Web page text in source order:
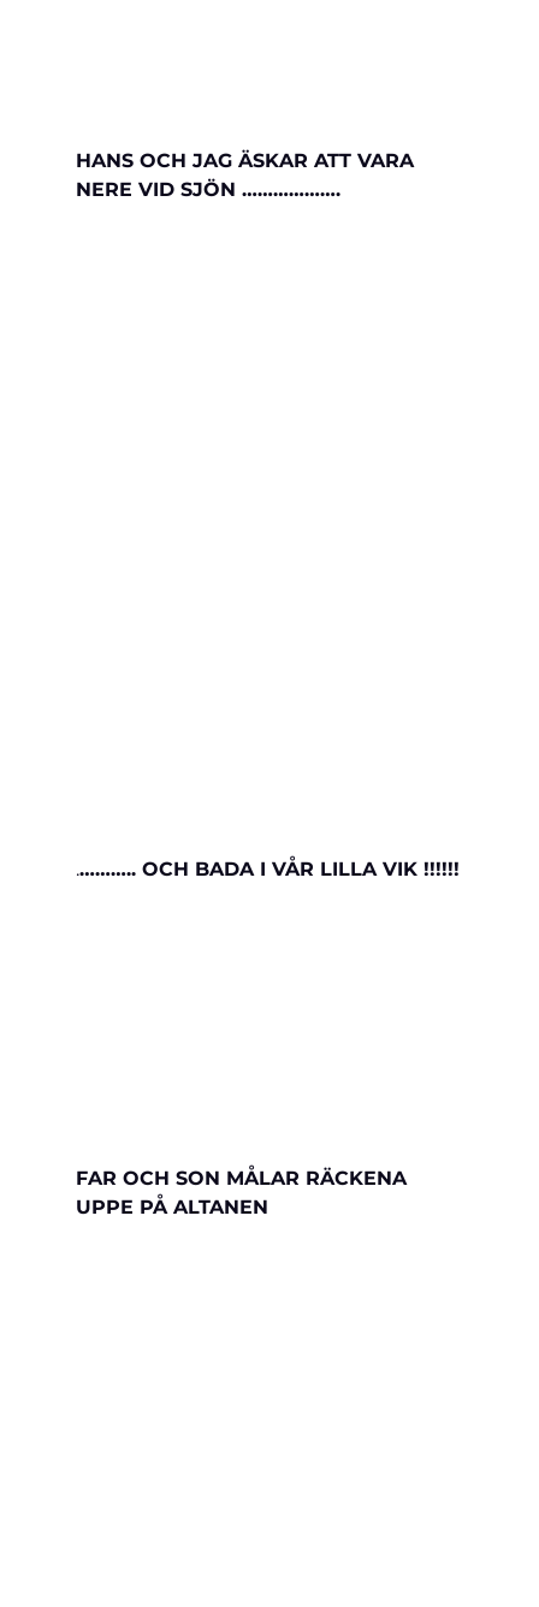
HANS OCH JAG ÄSKAR ATT VARA
NERE VID SJÖN ……………….
.……….. OCH BADA I VÅR LILLA VIK !!!!!!
FAR OCH SON MÅLAR RÄCKENA
UPPE PÅ ALTANEN